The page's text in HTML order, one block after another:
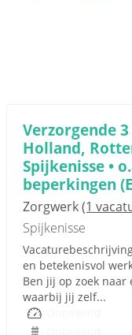
Verzorgende
Holland,
Spijkenisse •
beperkingen
Zorgwerk(1
Spijkenisse
en betekenisvol
Ben jij op zoek
waarbij jij zelf...